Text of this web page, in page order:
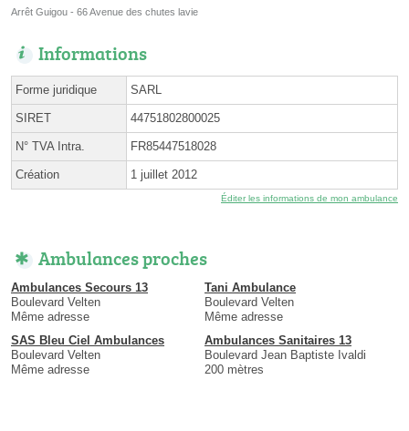
Arrêt Guigou - 66 Avenue des chutes lavie
Informations
Forme juridique SARL
SIRET 44751802800025
N° TVA Intra. FR85447518028
Création 1 juillet 2012
Éditer les informations de mon ambulance
Ambulances proches
Ambulances Secours 13
Boulevard Velten
Même adresse
Tani Ambulance
Boulevard Velten
Même adresse
SAS Bleu Ciel Ambulances
Boulevard Velten
Même adresse
Ambulances Sanitaires 13
Boulevard Jean Baptiste Ivaldi
200 mètres